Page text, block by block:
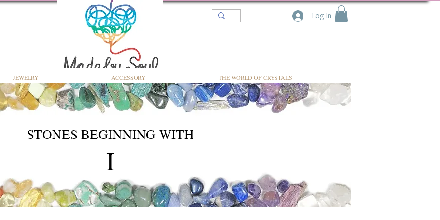
Log In
JEWELRY ACCESSORY THE WORLD OF CRYSTALS
STONES BEGINNING WITH
I